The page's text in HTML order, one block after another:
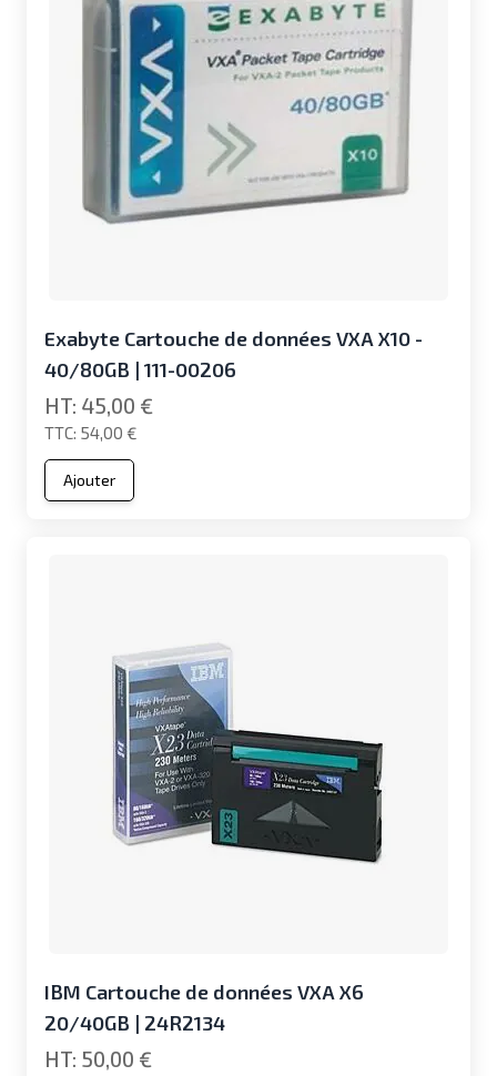
Exabyte Cartouche de données VXA X10 -
40/80GB | 111-00206
54,00 €
45,00 €
Ajouter
IBM Cartouche de données VXA X6
20/40GB | 24R2134
50,00 €